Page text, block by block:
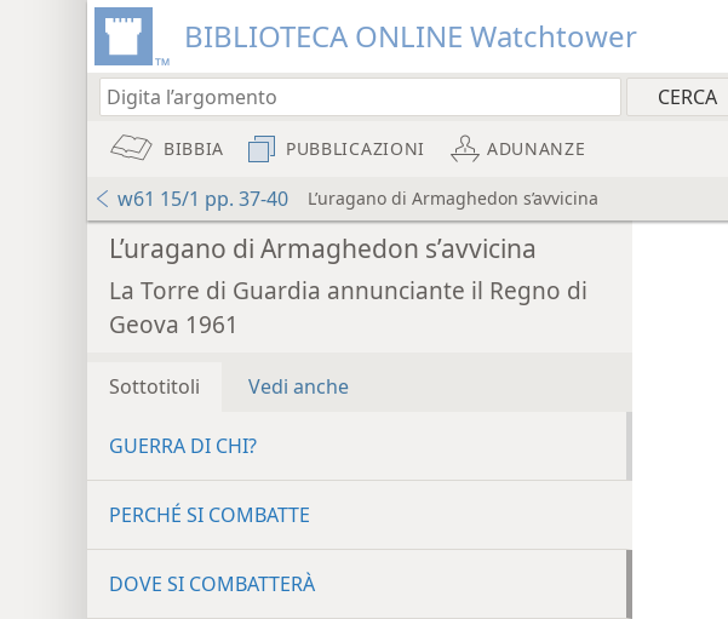
BIBLIOTECA ONLINE Watchtower
BIBBIA PUBBLICAZIONI ADUNANZE
w61 15/1 pp. 37-40 L’uragano di Armaghedon s’avvicina
L’uragano di Armaghedon s’avvicina
La Torre di Guardia annunciante il Regno di
Geova 1961
Sottotitoli Vedi anche
GUERRA DI CHI?
PERCHÉ SI COMBATTE
DOVE SI COMBATTERÀ